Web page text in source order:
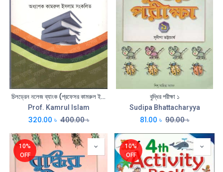
চিলড্রেন নলেজ ব্যাংক (প্রফেসর কামরুল ইসলাম)
Prof. Kamrul Islam
320.00 ৳ 400.00৳
বুদ্ধির পরীক্ষা ১
Sudipa Bhattacharyya
81.00 ৳ 90.00৳
10%
OFF
10%
OFF